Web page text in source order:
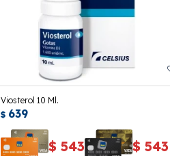
Viosterol 10 Ml.
$ 639
$ 543 $ 543